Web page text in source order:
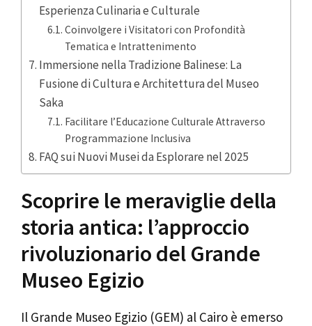
Esperienza Culinaria e Culturale
Coinvolgere i Visitatori con Profondità
Tematica e Intrattenimento
Immersione nella Tradizione Balinese: La
Fusione di Cultura e Architettura del Museo
Saka
Facilitare l’Educazione Culturale Attraverso
Programmazione Inclusiva
FAQ sui Nuovi Musei da Esplorare nel 2025
Scoprire le meraviglie della
storia antica: l’approccio
rivoluzionario del Grande
Museo Egizio
Il Grande Museo Egizio (GEM) al Cairo è emerso